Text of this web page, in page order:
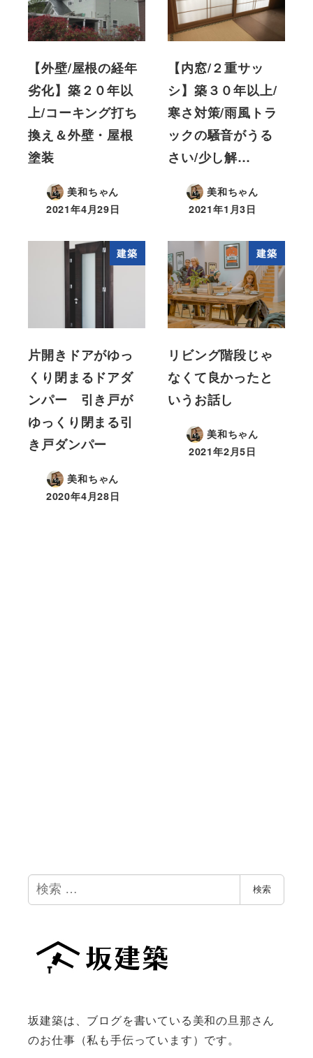
【外壁/屋根の経年
劣化】築２０年以
上/コーキング打ち
換え＆外壁・屋根
塗装
美和ちゃん
2021年4月29日
【内窓/２重サッ
シ】築３０年以上/
寒さ対策/雨風トラ
ックの騒音がうる
さい/少し解…
美和ちゃん
2021年1月3日
建築
片開きドアがゆっ
くり閉まるドアダ
ンパー 引き戸が
ゆっくり閉まる引
き戸ダンパー
美和ちゃん
2020年4月28日
建築
リビング階段じゃ
なくて良かったと
いうお話し
美和ちゃん
2021年2月5日
検
索
検索
坂建築は、ブログを書いている美和の旦那さん
のお仕事（私も手伝っています）です。